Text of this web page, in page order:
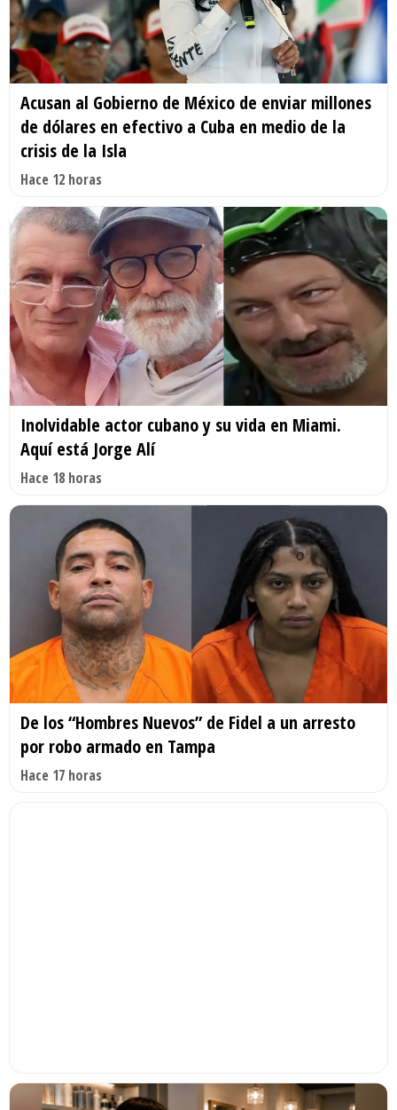
Acusan al Gobierno de México de enviar millones
de dólares en efectivo a Cuba en medio de la
crisis de la Isla
Hace 12 horas
Inolvidable actor cubano y su vida en Miami.
Aquí está Jorge Alí
Hace 18 horas
De los “Hombres Nuevos” de Fidel a un arresto
por robo armado en Tampa
Hace 17 horas